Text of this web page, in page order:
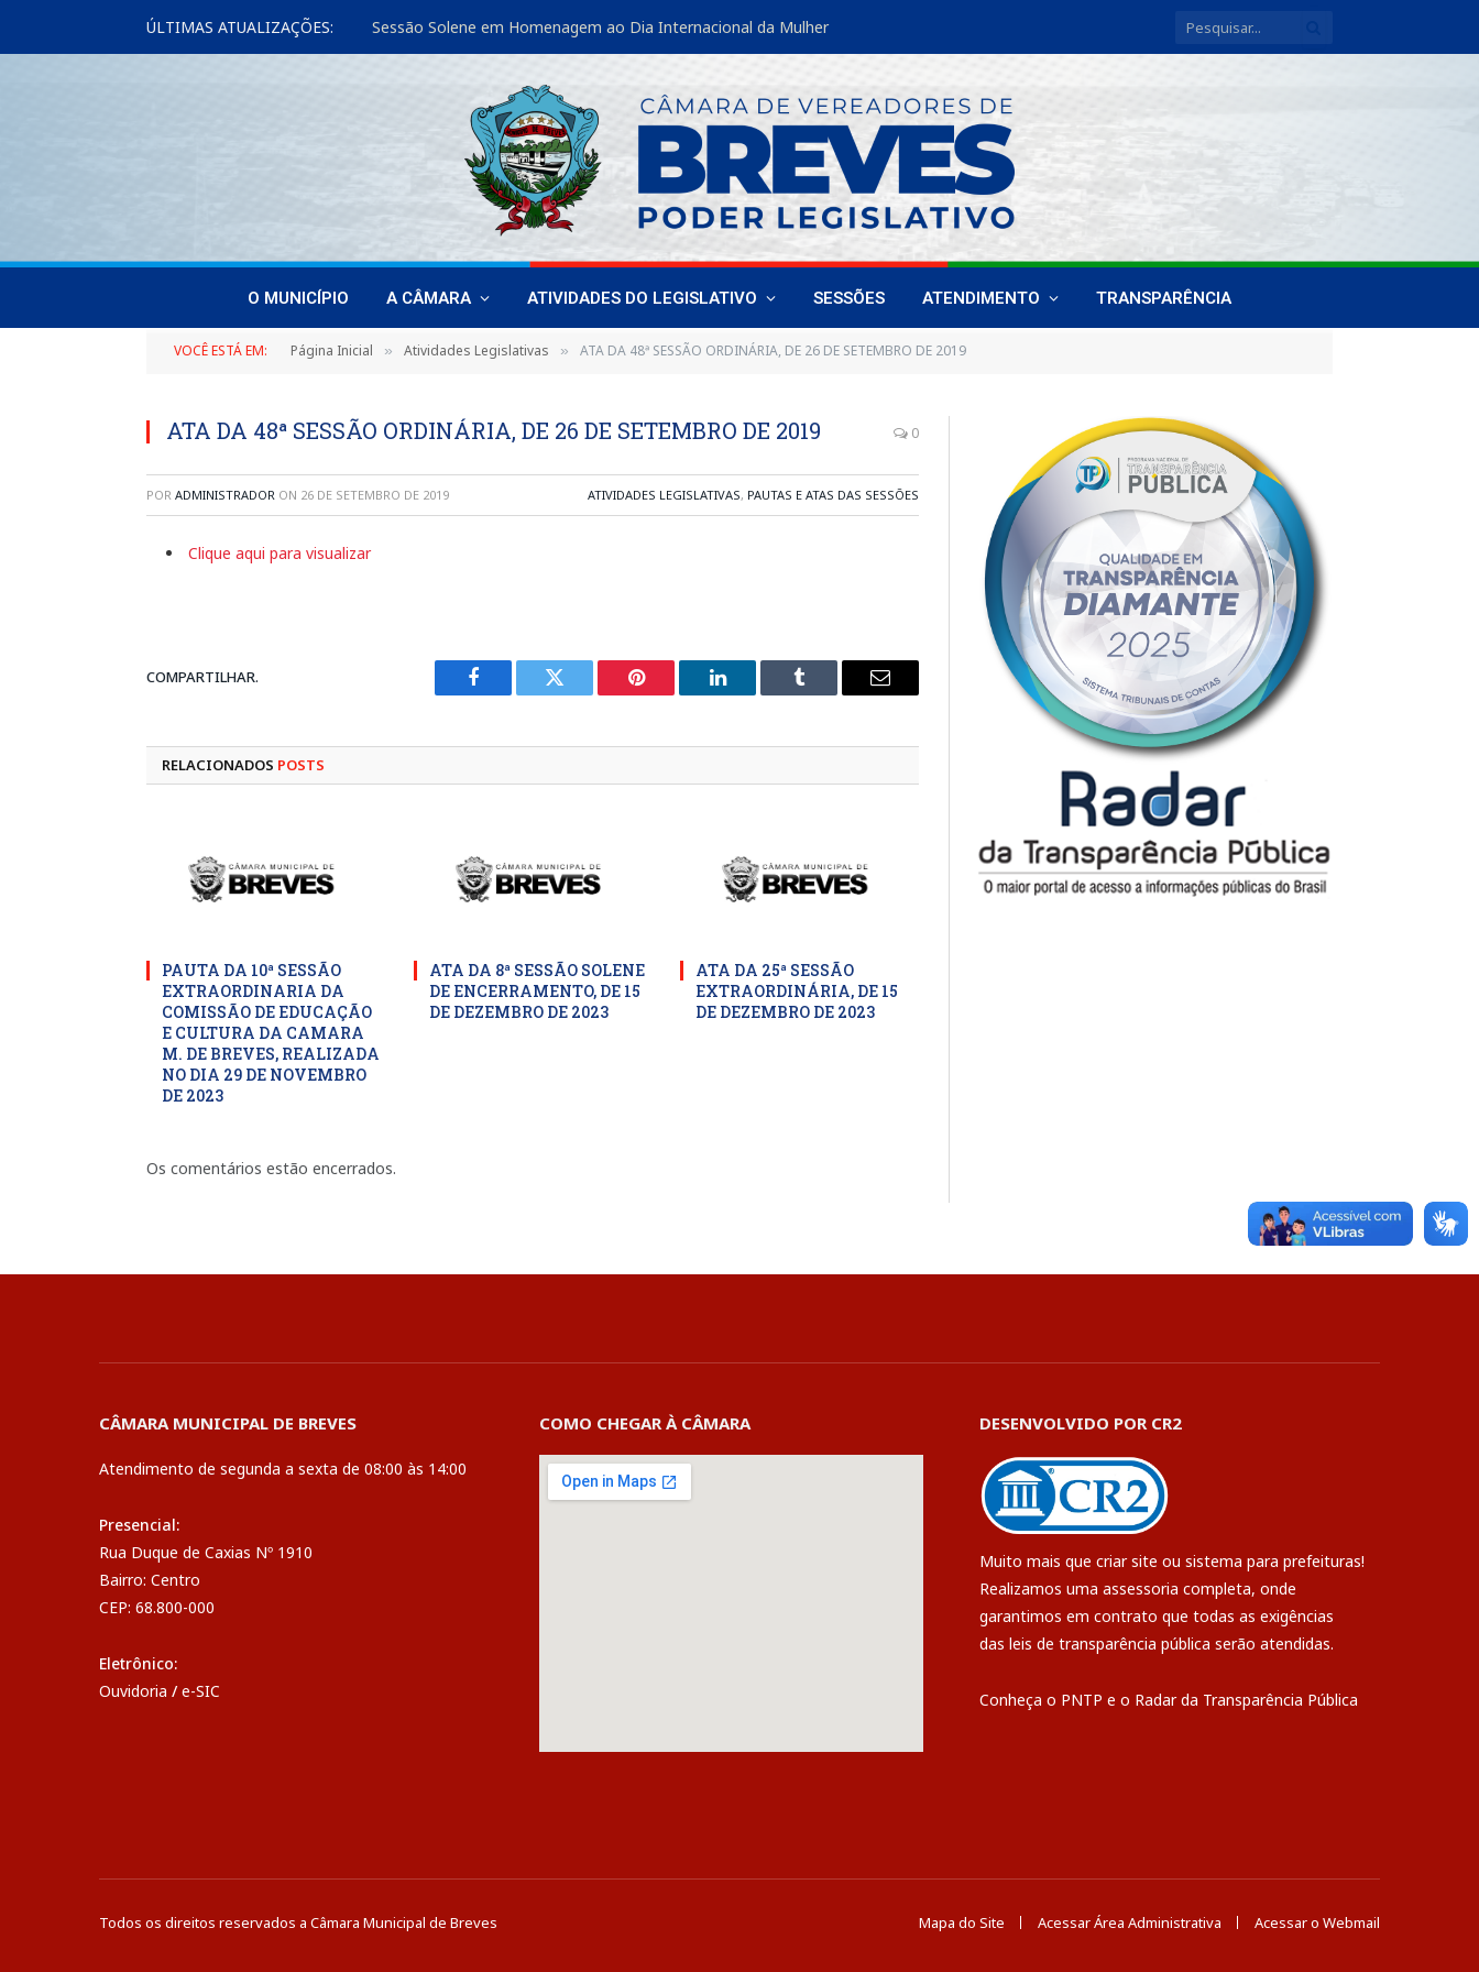
ÚLTIMAS ATUALIZAÇÕES:
O MUNICÍPIO A CÂMARA ATIVIDADES DO LEGISLATIVO SESSÕES ATENDIMENTO TRANSPARÊNCIA
VOCÊ ESTÁ EM: Página Inicial » Atividades Legislativas » ATA DA 48ª SESSÃO ORDINÁRIA, DE 26 DE SETEMBRO DE 2019
ATA DA 48ª SESSÃO ORDINÁRIA, DE 26 DE SETEMBRO DE 2019 0
POR ADMINISTRADOR ON 26 DE SETEMBRO DE 2019 ATIVIDADES LEGISLATIVAS, PAUTAS E ATAS DAS SESSÕES
Clique aqui para visualizar
COMPARTILHAR.
Facebook Twitter Pinterest LinkedIn Tumblr
E-
RELACIONADOS POSTS
PAUTA DA 10ª SESSÃO
EXTRAORDINARIA DA
COMISSÃO DE EDUCAÇÃO
E CULTURA DA CAMARA
M. DE BREVES, REALIZADA
NO DIA 29 DE NOVEMBRO
DE 2023
ATA DA 8ª SESSÃO SOLENE
DE ENCERRAMENTO, DE 15
DE DEZEMBRO DE 2023
ATA DA 25ª SESSÃO
EXTRAORDINÁRIA, DE 15
DE DEZEMBRO DE 2023
Os comentários estão encerrados.
CÂMARA MUNICIPAL DE BREVES
Atendimento de segunda a sexta de 08:00 às 14:00
Presencial:
Rua Duque de Caxias Nº 1910
Bairro: Centro
CEP: 68.800-000
Eletrônico:
Ouvidoria / e-SIC
COMO CHEGAR À CÂMARA DESENVOLVIDO POR CR2
Muito mais que criar site ou sistema para prefeituras!
Realizamos uma assessoria completa, onde
garantimos em contrato que todas as exigências
das leis de transparência pública serão atendidas.
Conheça o PNTP e o Radar da Transparência Pública
Todos os direitos reservados a Câmara Municipal de Breves Mapa do Site Acessar Área Administrativa Acessar o Webmail